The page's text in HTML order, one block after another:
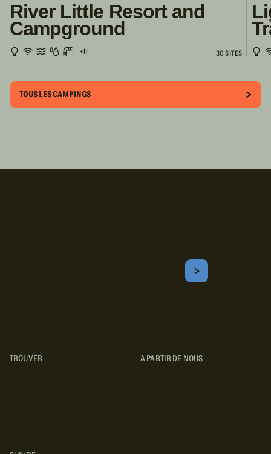
River Little Resort and
Campground
+11 30 SITES
TOUS LES CAMPINGS
S'ABONNER
TROUVER
A PARTIR DE NOUS